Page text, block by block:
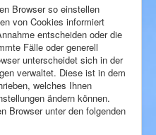
Browser so einstellen
von Cookies informiert
entscheiden oder die
Fälle oder generell
unterscheidet sich in der
verwaltet. Diese ist in dem
welches Ihnen
ändern können.
Browser unter den folgenden